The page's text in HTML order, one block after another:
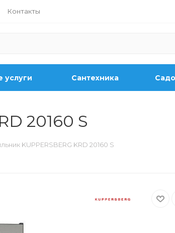
Контакты
услуги Сантехника
20160 S
KUPPERSBERG KRD 20160 S